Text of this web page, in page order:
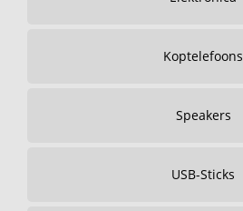
Koptelefoons
Speakers
USB-Sticks